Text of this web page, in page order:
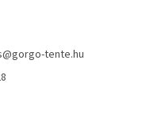
@gorgo-tente.hu